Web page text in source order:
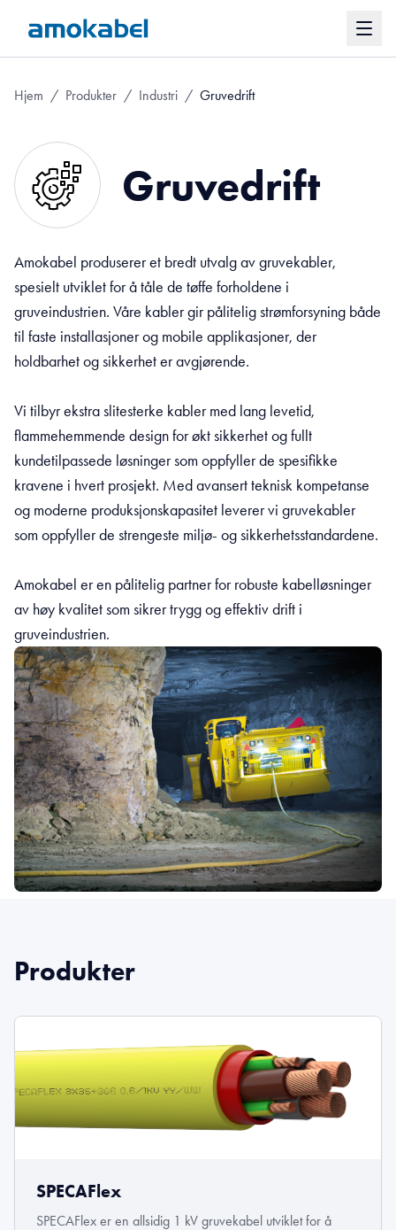
Hjem / Produkter / Industri / Gruvedrift
Gruvedrift
Amokabel produserer et bredt utvalg av gruvekabler,
spesielt utviklet for å tåle de tøffe forholdene i
gruveindustrien. Våre kabler gir pålitelig strømforsyning både
til faste installasjoner og mobile applikasjoner, der
holdbarhet og sikkerhet er avgjørende.
Vi tilbyr ekstra slitesterke kabler med lang levetid,
flammehemmende design for økt sikkerhet og fullt
kundetilpassede løsninger som oppfyller de spesifikke
kravene i hvert prosjekt. Med avansert teknisk kompetanse
og moderne produksjonskapasitet leverer vi gruvekabler
som oppfyller de strengeste miljø- og sikkerhetsstandardene.
Amokabel er en pålitelig partner for robuste kabelløsninger
av høy kvalitet som sikrer trygg og effektiv drift i
gruveindustrien.
Produkter
SPECAFlex
SPECAFlex er en allsidig 1 kV gruvekabel utviklet for å